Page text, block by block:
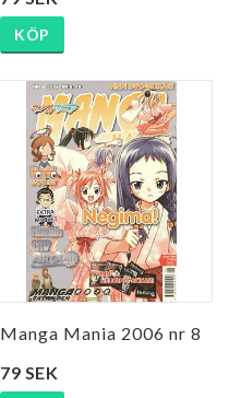
KÖP
Manga Mania 2006 nr 8
79 SEK